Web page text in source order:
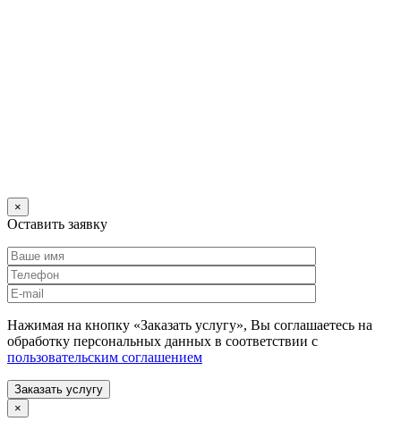
×
Оставить заявку
Нажимая на кнопку «Заказать услугу», Вы соглашаетесь на
обработку персональных данных в соответствии с
пользовательским соглашением
Заказать услугу
×